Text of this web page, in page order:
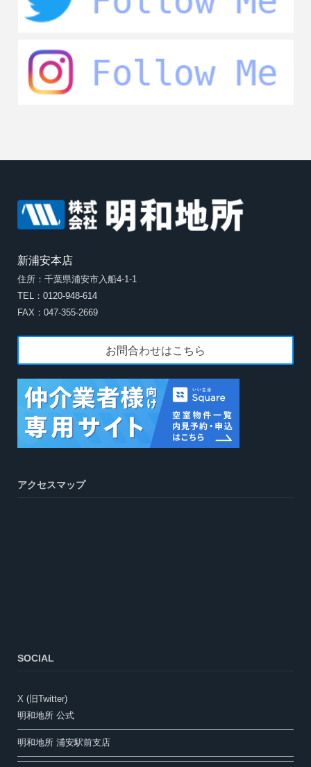
新浦安本店
住所：千葉県浦安市入船4-1-1
TEL：0120-948-614
FAX：047-355-2669
お問合わせはこちら
アクセスマップ
SOCIAL
X (旧Twitter)
明和地所 公式
明和地所 浦安駅前支店